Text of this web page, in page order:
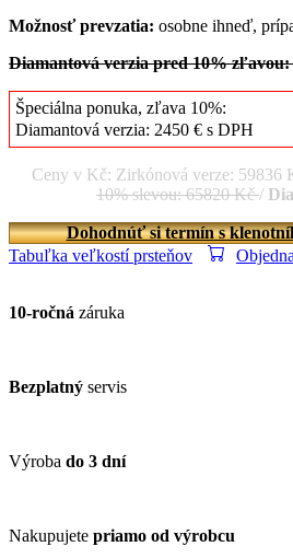
Možnosť prevzatia: osobne ihneď,
Diamantová verzia pred 10% zľavou:
Špeciálna ponuka, zľava 10%:
Diamantová verzia: 2450 € s DPH
Ceny v Kč: Zirkónová verze: 59836
10% slevou: 65820 Kč/
Dohodnúť si termín s
Tabuľka veľkostí prsteňov
10-ročná záruka
Bezplatný servis
Výroba do 3 dní
Nakupujete priamo od výrobcu